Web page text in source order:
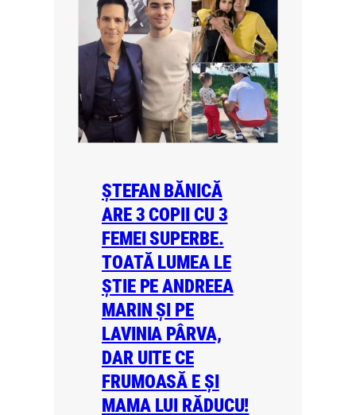
ȘTEFAN BĂNICĂ
ARE 3 COPII CU 3
FEMEI SUPERBE.
TOATĂ LUMEA LE
ȘTIE PE ANDREEA
MARIN ȘI PE
LAVINIA PÂRVA,
DAR UITE CE
FRUMOASĂ E ȘI
MAMA LUI RĂDUCU!